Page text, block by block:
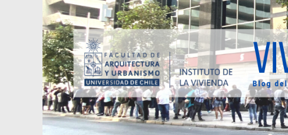
Red de consultorios de la Caja del Seguro